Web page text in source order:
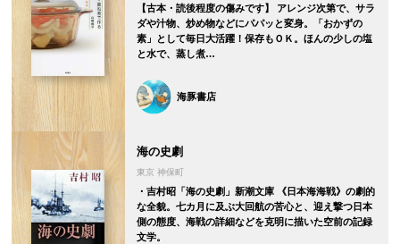
【古本・読後程度の傷みです】 アレンジ次第で、サラ
ダや汁物、炒め物などにパパッと変身。「おかずの
素」として毎日大活躍！保存もＯＫ。ほんの少しの塩
と水で、蒸し煮…
海豚書店
海の史劇
東京 神保町
・吉村昭「海の史劇」新潮文庫 《日本海海戦》の劇的
な全貌。七カ月に及ぶ大回航の苦心と、迎え撃つ日本
側の態度、海戦の詳細などを克明に描いた空前の記録
文学。